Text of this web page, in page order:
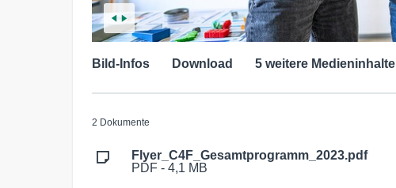
Bild-Infos Download 5 weitere Medieninhalte
2 Dokumente
Flyer_C4F_Gesamtprogramm_2023.pdf
PDF - 4,1 MB